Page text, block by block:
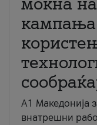
кампања
A1 Македонија
внатрешни